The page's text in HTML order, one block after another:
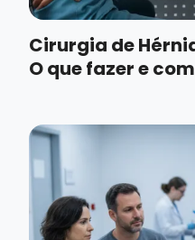
Cirurgia de
O que fazer e